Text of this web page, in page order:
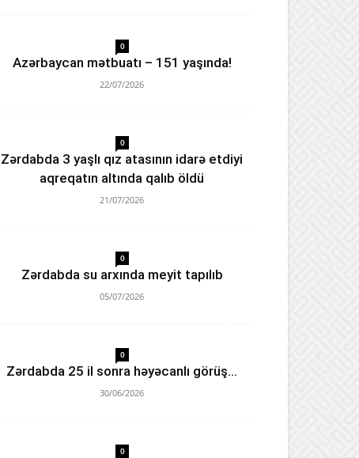
0
Azərbaycan mətbuatı – 151 yaşında!
22/07/2026
0
Zərdabda 3 yaşlı qız atasının idarə etdiyi
aqreqatın altında qalıb öldü
21/07/2026
0
Zərdabda su arxında meyit tapılıb
05/07/2026
0
Zərdabda 25 il sonra həyəcanlı görüş…
30/06/2026
0